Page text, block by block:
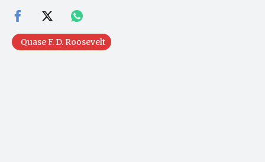
Quase F. D. Roosevelt